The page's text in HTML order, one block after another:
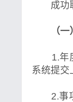
成功取
（一）
1.年度
系统提交
2.事项